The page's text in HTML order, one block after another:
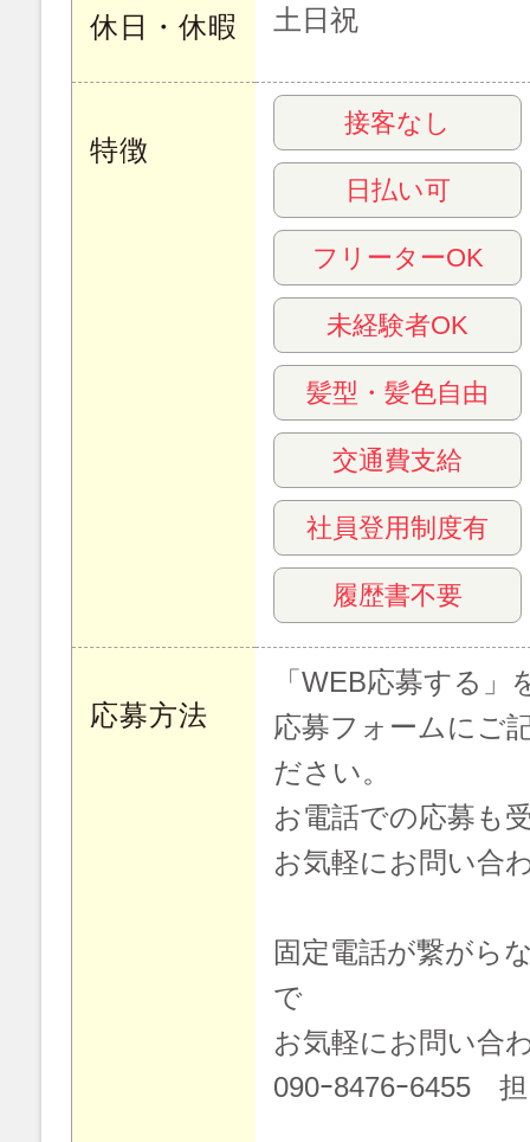
休日・休暇 土日祝
特徴
接客なし
日払い可
フリーターOK
未経験者OK
髪型・髪色自由
交通費支給
社員登用制度有
履歴書不要
応募方法
「WEB応募する
応募フォームにご
ださい。
お電話での応募も
お気軽にお問い合
固定電話が繋がら
で
お気軽にお問い合
090ｰ8476ｰ6455